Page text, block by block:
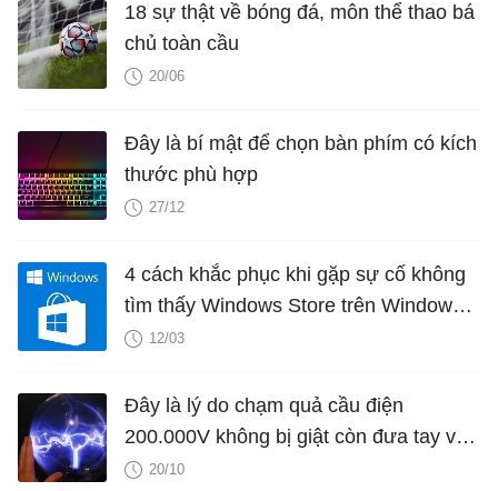
18 sự thật về bóng đá, môn thể thao bá
chủ toàn cầu
20/06
Đây là bí mật để chọn bàn phím có kích
thước phù hợp
27/12
4 cách khắc phục khi gặp sự cố không
tìm thấy Windows Store trên Windows
10 12/03
Đây là lý do chạm quả cầu điện
200.000V không bị giật còn đưa tay vào
ổ điện 120V thì chết
20/10